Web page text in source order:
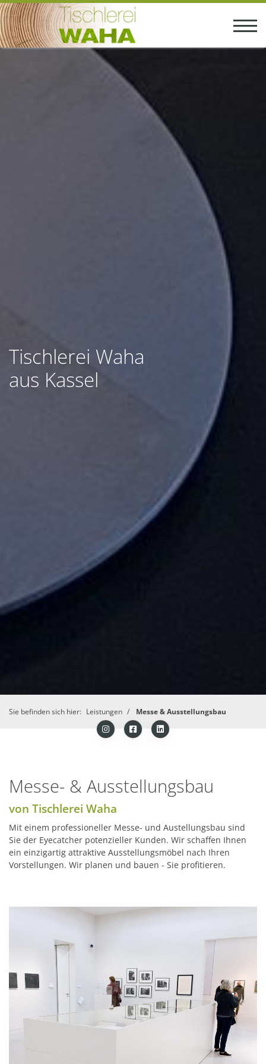
Tischlerei Waha
aus Kassel
Sie befinden sich hier: Leistungen Messe & Ausstellungsbau
Messe- & Ausstellungsbau
von Tischlerei Waha
Mit einem professioneller Messe- und Austellungsbau sind
Sie der Eyecatcher potenzieller Kunden. Wir schaffen Ihnen
ein einzigartig attraktive Ausstellungsmöbel nach Ihren
Vorstellungen. Wir planen und bauen - Sie profitieren.